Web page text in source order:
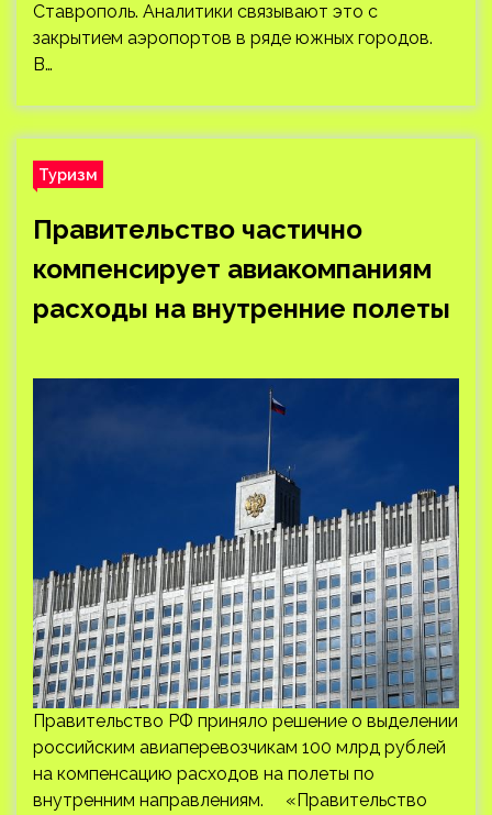
Ставрополь. Аналитики связывают это с
закрытием аэропортов в ряде южных городов.
В…
Туризм
Правительство частично
компенсирует авиакомпаниям
расходы на внутренние полеты
Правительство РФ приняло решение о выделении
российским авиаперевозчикам 100 млрд рублей
на компенсацию расходов на полеты по
внутренним направлениям. «Правительство